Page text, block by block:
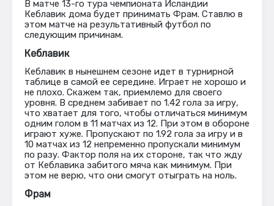
В матче 13-го тура чемпионата Исландии
Кеблавик дома будет принимать Фрам. Ставлю в
этом матче на результативный футбол по
следующим причинам.
Кеблавик
Кеблавик в нынешнем сезоне идет в турнирной
таблице в самой ее середине. Играет не хорошо и
не плохо. Скажем так, приемлемо для своего
уровня. В среднем забивает по 1.42 гола за игру,
что хватает для того, чтобы отличаться минимум
одним голом в 11 матчах из 12. При этом в обороне
играют хуже. Пропускают по 1.92 гола за игру и в
10 матчах из 12 непременно пропускали минимум
по разу. Фактор поля на их стороне, так что жду
от Кеблавика забитого мяча как минимум. При
этом не верю, что они смогут отыграть на ноль.
Фрам